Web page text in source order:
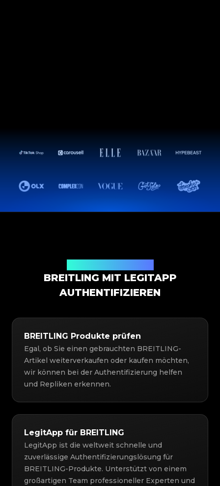
BREITLING MIT LEGITAPP
AUTHENTIFIZIEREN
BREITLING Produkte prüfen
Egal, ob Sie einen gebrauchten BREITLING-
Artikel weiterverkaufen oder kaufen möchten,
wir können bei der Authentifizierung helfen
und Repliken erkennen.
LegitApp für BREITLING
LegitApp ist die weltweit schnelle und
zuverlässige Authentifizierungslösung für
BREITLING-Produkte. Unterstützt von einem
großartigen Team professioneller Experten und